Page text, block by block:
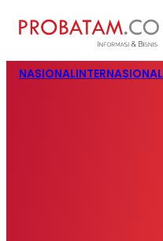
NASIONALINTERNASIONAL